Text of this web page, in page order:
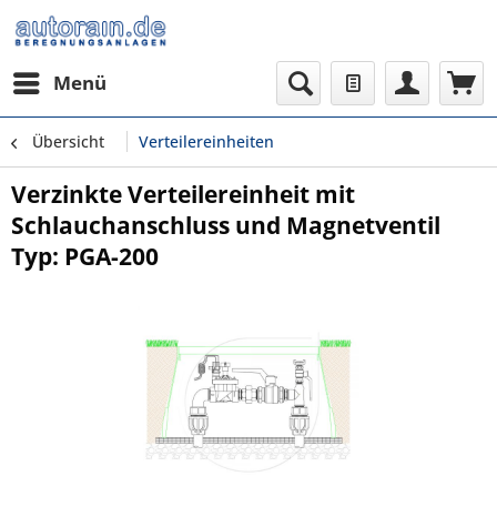
Menü
Übersicht Verteilereinheiten
Verzinkte Verteilereinheit mit
Schlauchanschluss und Magnetventil
Typ: PGA-200